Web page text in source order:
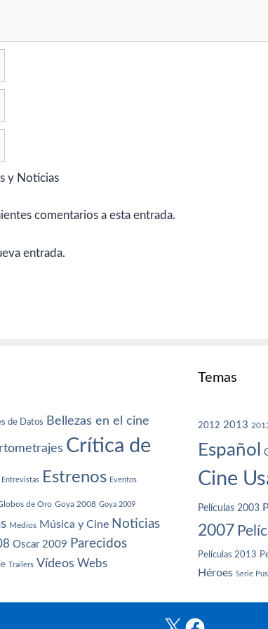
y Noticias
comentarios a esta entrada.
entrada.
de Datos Bellezas en el cine
Crítica de
Entrevistas Estrenos Eventos
de Oro Goya 2008 Goya 2009
Medios Música y Cine Noticias
Oscar 2009 Parecidos
Trailers Vídeos Webs
Temas
2012 2013
Español
Cine
Películas 2003
2007
Películas 2013
Héroes Serie
X Facebook